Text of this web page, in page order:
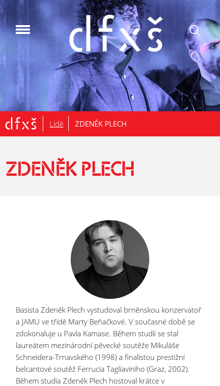
.
Lidé ZDENĚK PLECH
ZDENĚK PLECH
Basista Zdeněk Plech vystudoval brněnskou konzervatoř
a JAMU ve třídě Marty Beňačkové. V současné době se
zdokonaluje u Pavla Kamase. Během studií se stal
laureátem mezinárodní pěvecké soutěže Mikuláše
Schneidera-Trnavského (1998) a finalistou prestižní
belcantové soutěž Ferrucia Tagliaviniho (Graz, 2002).
Během studia Zdeněk Plech hostoval krátce v